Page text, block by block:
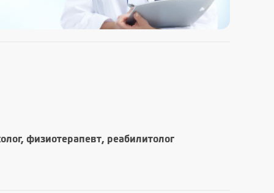
физиотерапевт, реабилитолог